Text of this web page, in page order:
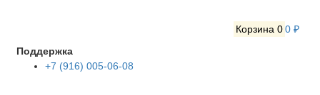
Корзина 00 ₽
Поддержка
+7 (916) 005-06-08